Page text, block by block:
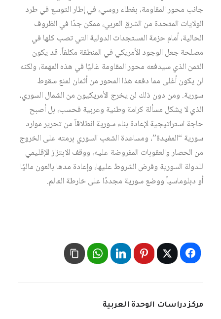
جانب محور المقاومة، بغطاء روسي، في إطار التوسع في طرد
الولايات المتحدة من الشرق العربي، ممكن جدًا في الظروف
الحالية، أمام حزمة المستجدات الدولية التي تصب كلها في
مصلحة جعل الوجود الأمريكي في المنطقة مكلفاً. قد يكون
الثمن الذي سيدفعه محور المقاومة غاليًا في هذه المهمة، ولكنه
لن يكون أغلى مما دفعه هذا المحور من أثمان لمنع سقوط
سورية. ومن دون ذلك لن يخرج الأمريكيون من الشمال السوري،
الذي لا يشكل مسألة كرامة وطنية وعربية فحسب، بل أصبح
حاجة استراتيجية لإعادة بناء سورية انطلاقاً من تحرير موارد
سورية “المفيدة”، ومساعدة الشعب السوري برمته على الخروج
من الحصار والعقوبات المفروضة عليه، ووقف الابتزاز الإقليمي
للدولة السورية وفرض الشروط عليها، وإعادة مدها بالعون ماليًا
أو دبلوماسياً ووضع سورية مجددًا على خارطة العالم.
مركز دراسات الوحدة العربية